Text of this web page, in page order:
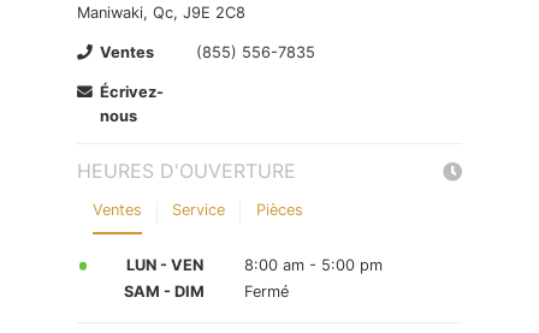
Maniwaki, Qc, J9E 2C8
Ventes (855) 556-7835
Écrivez-
nous
HEURES D'OUVERTURE
Ventes Service Pièces
LUN - VEN
8:00 am - 5:00 pm
SAM - DIM
Fermé